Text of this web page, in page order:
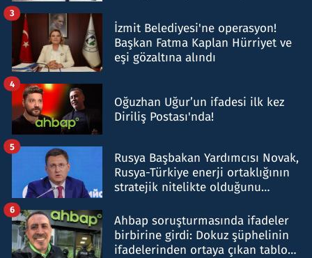
İzmit Belediyesi'ne operasyon!
Başkan Fatma Kaplan Hürriyet ve
eşi gözaltına alındı
3
Oğuzhan Uğur’un ifadesi ilk kez
Diriliş Postası'nda!
4
Rusya Başbakan Yardımcısı Novak,
Rusya-Türkiye enerji ortaklığının
stratejik nitelikte olduğunu
5
Ahbap soruşturmasında ifadeler
birbirine girdi: Dokuz şüphelinin
ifadelerinden ortaya çıkan tablo
6